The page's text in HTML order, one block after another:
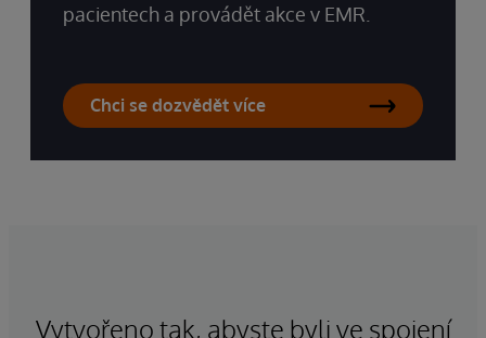
pacientech a provádět akce v EMR.
Chci se dozvědět více
Vytvořeno tak, abyste byli ve spojení